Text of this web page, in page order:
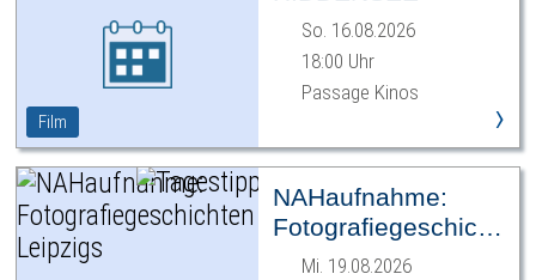
Film
So. 16.08.2026
18:00 Uhr
Passage Kinos
›
NAHaufnahme:
Fotografiegeschichten
Leipzigs
Mi. 19.08.2026